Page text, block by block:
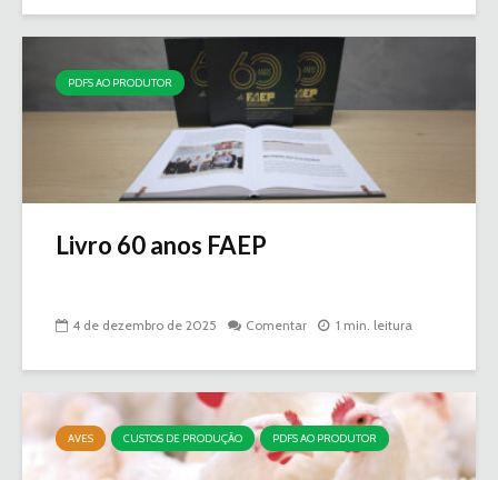
PDFS AO PRODUTOR
Livro 60 anos FAEP
4 de dezembro de 2025 Comentar 1 min. leitura
AVES CUSTOS DE PRODUÇÃO PDFS AO PRODUTOR